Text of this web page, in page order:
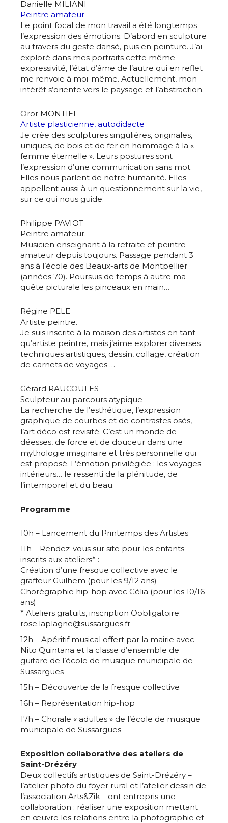
Nom
Prénom
Statut / Organisation
J'accepte les
* Champ obligatoire
Adresse email*
Statut / Organisation
J'accepte lestermes et conditions
* Champ obligatoire
Danielle MILIANI
Peintre amateur
Le point focal de mon travail a été longtemps
l’expression des émotions. D’abord en sculpture
au travers du geste dansé, puis en peinture. J’ai
exploré dans mes portraits cette même
expressivité, l’état d’âme de l’autre qui en reflet
me renvoie à moi-même. Actuellement, mon
intérêt s’oriente vers le paysage et l’abstraction.
Oror MONTIEL
Artiste plasticienne, autodidacte
Je crée des sculptures singulières, originales,
uniques, de bois et de fer en hommage à la «
femme éternelle ». Leurs postures sont
l’expression d’une communication sans mot.
Elles nous parlent de notre humanité. Elles
appellent aussi à un questionnement sur la vie,
sur ce qui nous guide.
Philippe PAVIOT
Peintre amateur.
Musicien enseignant à la retraite et peintre
amateur depuis toujours. Passage pendant 3
ans à l’école des Beaux-arts de Montpellier
(années 70). Poursuis de temps à autre ma
quête picturale les pinceaux en main…
Régine PELE
Artiste peintre.
Je suis inscrite à la maison des artistes en tant
qu’artiste peintre, mais j’aime explorer diverses
techniques artistiques, dessin, collage, création
de carnets de voyages …
Gérard RAUCOULES
Sculpteur au parcours atypique
La recherche de l’esthétique, l’expression
graphique de courbes et de contrastes osés,
l’art déco est revisité. C’est un monde de
déesses, de force et de douceur dans une
mythologie imaginaire et très personnelle qui
est proposé. L’émotion privilégiée : les voyages
intérieurs… le ressenti de la plénitude, de
l’intemporel et du beau.
Programme
10h – Lancement du Printemps des Artistes
11h – Rendez-vous sur site pour les enfants
inscrits aux ateliers* :
Création d’une fresque collective avec le
graffeur Guilhem (pour les 9/12 ans)
Chorégraphie hip-hop avec Célia (pour les 10/16
ans)
* Ateliers gratuits, inscription Oobligatoire:
rose.laplagne@sussargues.fr
12h – Apéritif musical offert par la mairie avec
Nito Quintana et la classe d’ensemble de
guitare de l’école de musique municipale de
Sussargues
15h – Découverte de la fresque collective
16h – Représentation hip-hop
17h – Chorale « adultes » de l’école de musique
municipale de Sussargues
Exposition collaborative des ateliers de
Saint-Drézéry
Deux collectifs artistiques de Saint-Drézéry –
l’atelier photo du foyer rural et l’atelier dessin de
l’association Arts&Zik – ont entrepris une
collaboration : réaliser une exposition mettant
en œuvre les relations entre la photographie et